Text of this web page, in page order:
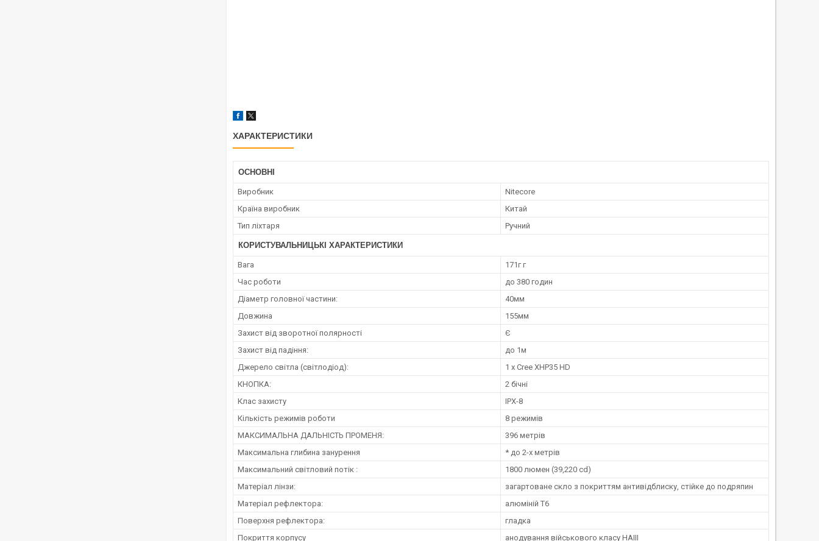
ХАРАКТЕРИСТИКИ
ОСНОВНІ
Виробник
Nitecore
Країна виробник
Китай
Тип ліхтаря
Ручний
КОРИСТУВАЛЬНИЦЬКІ ХАРАКТЕРИСТИКИ
Вага
171г г
Час роботи
до 380 годин
Діаметр головної частини:
40мм
Довжина
155мм
Захист від зворотної полярності
Є
Захист від падіння:
до 1м
Джерело світла (світлодіод):
1 х Cree XHP35 HD
КНОПКА:
2 бічні
Клас захисту
IPX-8
Кількість режимів роботи
8 режимів
МАКСИМАЛЬНА ДАЛЬНІСТЬ ПРОМЕНЯ:
396 метрів
Максимальна глибина занурення
* до 2-х метрів
Максимальний світловий потік :
1800 люмен (39,220 cd)
Матеріал лінзи:
загартоване скло з покриттям антивідблиску, стійке до подряпин
Матеріал рефлектора:
алюміній T6
Поверхня рефлектора:
гладка
Покриття корпусу
анодування військового класу HAIII